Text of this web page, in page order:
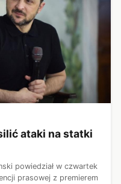
ataki na statki
powiedział w czwartek
prasowej z premierem